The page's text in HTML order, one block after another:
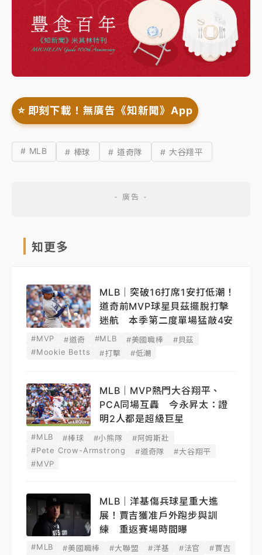
⭐️ 即刻下載！無廣告《知新聞》App
# MLB # 棒球 # 道奇隊 # 大谷翔平
知更多
MLB｜突破16打席1安打低潮！
道奇前MVP球星貝茲擺脫打擊
迷航 本季第二度單場猛敲4安
#MVP #道奇 #MLB #美國職棒
#貝茲
#Mookie Betts
#打擊 #低潮
MLB｜MVP熱門大谷翔平、
PCA同場互轟 今永昇太：證
明2人都是超級巨星
#MLB #棒球 #小熊隊
#阿姆斯壯
#Pete Crow-Armstrong
#道奇隊
#大谷翔平
#MVP
MLB｜洋基傷兵球星重大進
展！賈吉獲准戶外跑步與訓
練 重返賽場時間曝
#MLB #美國職棒 #大聯盟 #洋基 #法官
#賈吉